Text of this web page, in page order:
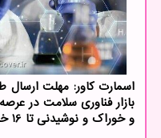
اسمارت کاور: مهلت ارسال
بازار فناوری سلامت در
و خوراک و نوشیدنی تا 16 خرداد ماه سال جاری تمدید گردید.